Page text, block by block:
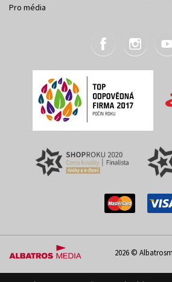
Pro média
2026 ©